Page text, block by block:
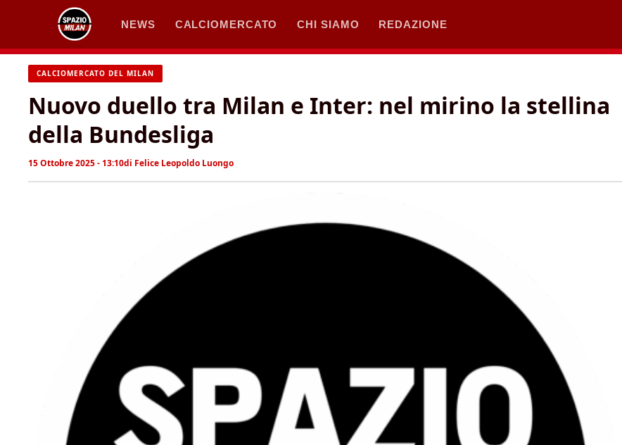
contenuto
NEWS CALCIOMERCATO CHI SIAMO REDAZIONE
CALCIOMERCATO DEL MILAN
Nuovo duello tra Milan e Inter: nel mirino la stellina
della Bundesliga
15 Ottobre 2025 - 13:10di Felice Leopoldo Luongo